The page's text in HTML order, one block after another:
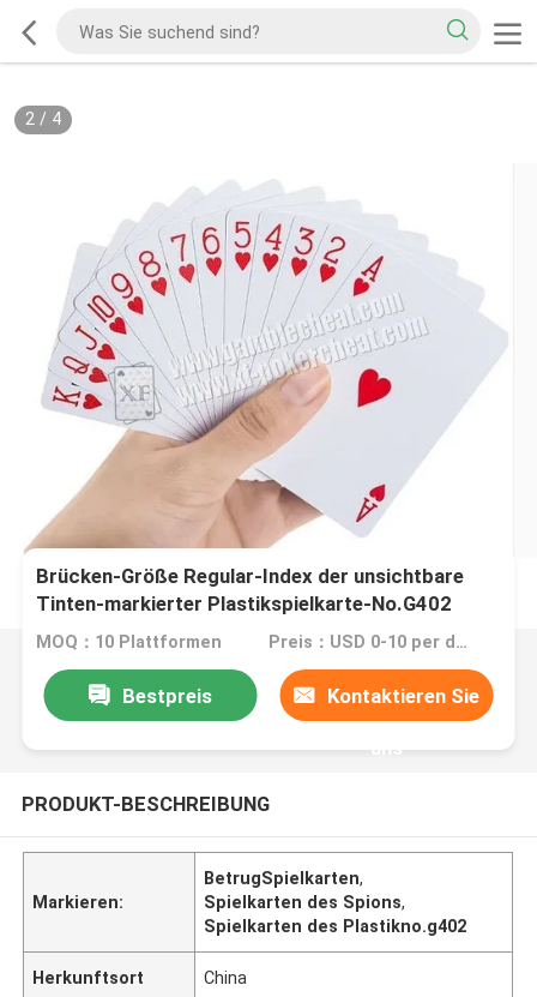
2/ 4
Brücken-Größe Regular-Index der unsichtbare
Tinten-markierter Plastikspielkarte-No.G402
MOQ：10 Plattformen Preis：USD 0-10 per deck
Bestpreis Kontaktieren Sie
uns
PRODUKT-BESCHREIBUNG
Markieren:
BetrugSpielkarten,
Spielkarten des Spions,
Spielkarten des Plastikno.g402
Herkunftsort China